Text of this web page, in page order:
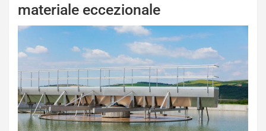
materiale eccezionale